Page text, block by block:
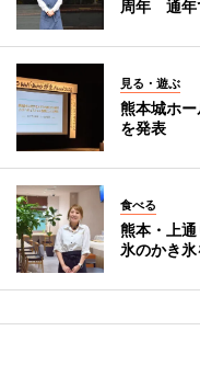
周年 通年
見る・遊ぶ
熊本城ホ
を発表
食べる
熊本・上
氷のかき